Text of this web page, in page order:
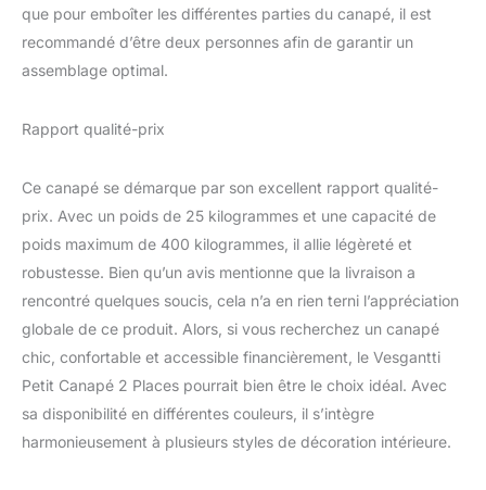
fissurer avec le temps.
Des patins antidérapants
sont également placés
maximale de 400 kg, il
convient parfaitement à
la maison et au travail
velours - Connue pour
sa texture douce et
pelucheuse qui procure
une sensation de luxe au
toucher. Les tissus en
sont résistants à
l'abrasion et au
que pour emboîter les différentes parties du canapé, il est
recommandé d’être deux personnes afin de garantir un
assemblage optimal.
Rapport qualité-prix
Ce canapé se démarque par son excellent rapport qualité-
prix. Avec un poids de 25 kilogrammes et une capacité de
poids maximum de 400 kilogrammes, il allie légèreté et
robustesse. Bien qu’un avis mentionne que la livraison a
rencontré quelques soucis, cela n’a en rien terni l’appréciation
globale de ce produit. Alors, si vous recherchez un canapé
chic, confortable et accessible financièrement, le Vesgantti
Petit Canapé 2 Places pourrait bien être le choix idéal. Avec
sa disponibilité en différentes couleurs, il s’intègre
harmonieusement à plusieurs styles de décoration intérieure.